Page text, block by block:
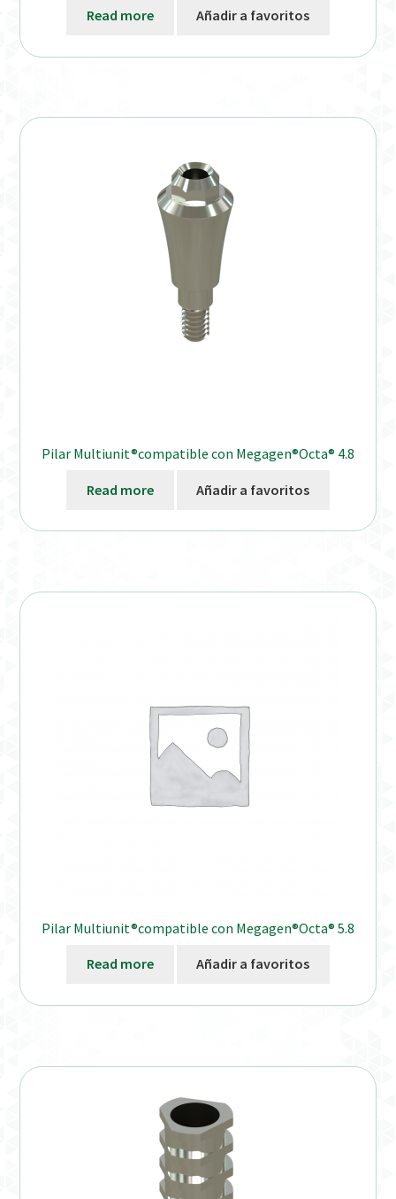
Read more Añadir a favoritos
Pilar Multiunit®compatible con Megagen®Octa® 4.8
Read more Añadir a favoritos
Pilar Multiunit®compatible con Megagen®Octa® 5.8
Read more Añadir a favoritos